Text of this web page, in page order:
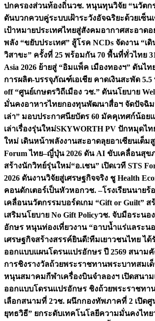
ปกครองส่วนท้องถิ่นวช. หนุนทุนวิจัย “นวัตก
ดันบวกควบคู่ระบบเฝ้าระวังอัจฉริยะด้วยเซ็น
เป้าหมายประเทศไทยสู่สังคมอากาศสะอาดอ
พลัง “ขยับประเทศ” สู้โรค NCDs จัดงาน “เ
วิสาขะ” ครั้งที่ 25 พร้อมกัน 70 พื้นที่ทั่วไทย
Asia 2026 ย้ายสู่ “อิมแพ็ค เมืองทองฯ” ดันไ
การผลิต-บรรจุภัณฑ์เอเชีย คาดเงินสะพัด
off “ศูนย์เกษตรวิถีเมือง วช.” ดันนโยบาย
มั่นคงอาหารไทยกองทุนพัฒนาสื่อฯ จัดปัจฉิม
เล่า” มอบประกาศนียบัตร 60 มัคคุเทศก์น้อย
เล่าเรื่องรุ่นใหม่SKYWORTH PV ปักหมุดไท
ใหม่ เดินหน้าพลังงานสะอาดลุยอาเซียนเต็ม
Forum ไทย–ญี่ปุ่น 2026 ดัน AI ขับเคลื่อนสุข
สร้างนักวิทย์รุ่นใหม่“อ.เชน” เปิดเวที STS
2026 ดันงานวิจัยสู่เศรษฐกิจจริง ชู Health
คอนดักเตอร์เป็นหัวหอกวช. –โรงเรียนนายร้
เคลื่อนนวัตกรรมบอร์ดเกม “Gift or Guilt” ส
เสริมนโยบาย No Gift Policyวช. จับมือระนอ
อักษร หนุนท่องเที่ยวงาน “อาบน้ำแร่แลระนอ
เศรษฐกิจสร้างสรรค์ยินดี!ทีมเยาวชนไทย ได้
ออกแบบแผนโดรนแปรอักษร ปี 2569 สนามคั
การชิงรางวัลถ้วยพระราชทานพระบาทสมเด็
หนุนสมาคมกีฬาเครื่องบินจำลองฯ เปิดสนา
ออกแบบโดรนแปรอักษร ชิงถ้วยพระราชทา
เลือกสนามที่ 2วช. ผนึกกองทัพภาคที่ 2 เปิด
ยุทธวิธี” ยกระดับเทคโนโลยีความมั่นคงไทย